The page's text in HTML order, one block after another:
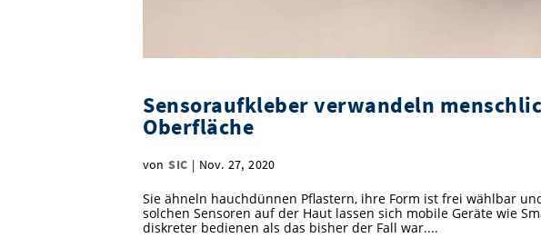
Sensoraufkleber verwandeln
Oberfläche
vonSIC| Nov. 27, 2020
Sie ähneln hauchdünnen Pflastern, ihre Form ist frei wählbar
solchen Sensoren auf der Haut lassen sich mobile Geräte wie
diskreter bedienen als das bisher der Fall war....